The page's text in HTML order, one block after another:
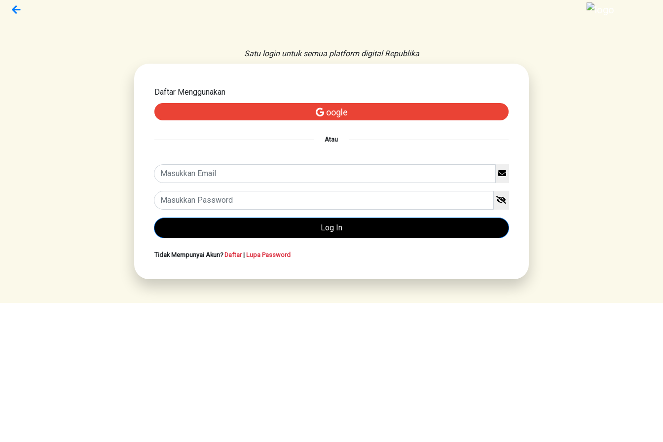
Satu login untuk semua platform digital Republika
Daftar Menggunakan
oogle
Atau
Tidak Mempunyai Akun?Daftar| Lupa Password